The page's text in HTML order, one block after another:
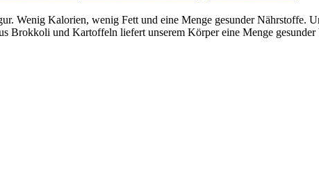
Wenig Kalorien, wenig Fett und eine Menge gesunder
Brokkoli und Kartoffeln liefert unserem Körper eine Menge